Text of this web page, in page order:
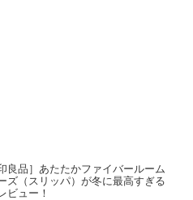
良品］あたたかファイバールーム
ズ（スリッパ）が冬に最高すぎる
ビュー！